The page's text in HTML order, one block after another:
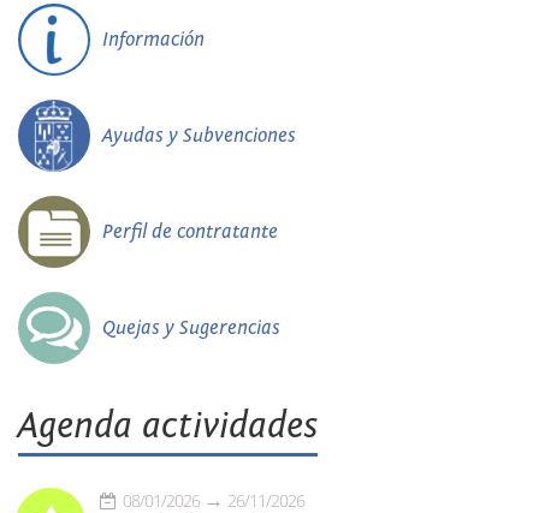
Información
Ayudas y Subvenciones
Perfil de contratante
Quejas y Sugerencias
Agenda actividades
08/01/2026 26/11/2026